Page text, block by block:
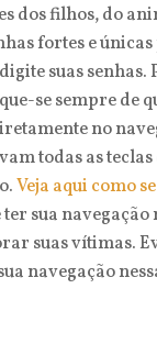
dos filhos, do
fortes e
suas
se sempre de
no
todas as teclas
Veja aqui como
sua
suas vítimas.
navegação